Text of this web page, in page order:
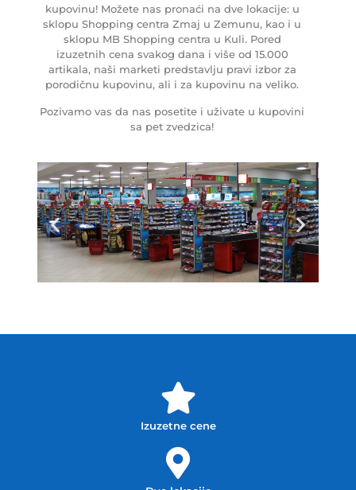
kupovinu! Možete nas pronaći na dve lokacije: u
sklopu Shopping centra Zmaj u Zemunu, kao i u
sklopu MB Shopping centra u Kuli. Pored
izuzetnih cena svakog dana i više od 15.000
artikala, naši marketi predstavlju pravi izbor za
porodičnu kupovinu, ali i za kupovinu na veliko.
Pozivamo vas da nas posetite i uživate u kupovini
sa pet zvedzica!
Izuzetne cene